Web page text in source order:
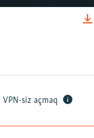
VPN-siz açmaq